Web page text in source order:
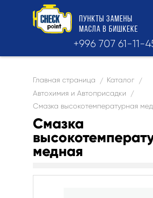
ПУНКТЫ ЗАМЕНЫ
МАСЛА В БИШКЕКЕ
+996 707 61-11-
Главная страница / Каталог
/
Автохимия и Автоприсадки
/
Смазка высокотемпературная
Смазка
медная